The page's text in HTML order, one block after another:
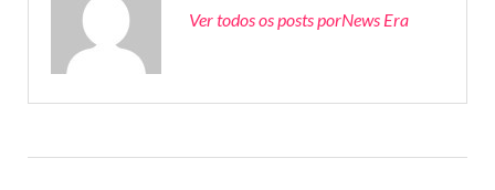
Ver todos os posts porNews Era